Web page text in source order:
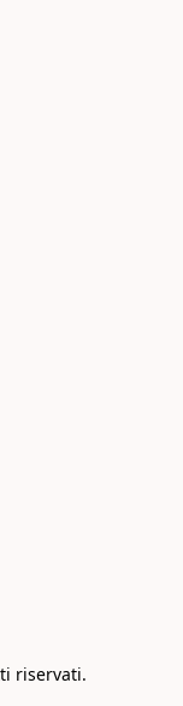
riservati.